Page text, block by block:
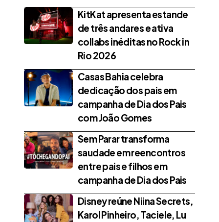
KitKat apresenta estande
de três andares e ativa
collabs inéditas no Rock in
Rio 2026
Casas Bahia celebra
dedicação dos pais em
campanha de Dia dos Pais
com João Gomes
Sem Parar transforma
saudade em reencontros
entre pais e filhos em
campanha de Dia dos Pais
Disney reúne Niina Secrets,
Karol Pinheiro, Taciele, Lu